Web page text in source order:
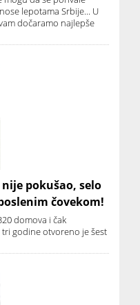
lepotama Srbije... U
dočaramo najlepše
pokušao, selo
čovekom!
domova i čak
godine otvoreno je šest